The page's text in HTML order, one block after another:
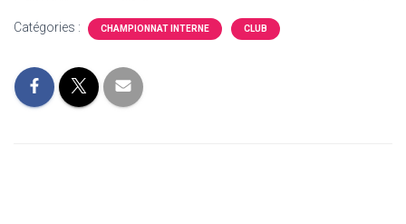
Catégories : CHAMPIONNAT INTERNE CLUB